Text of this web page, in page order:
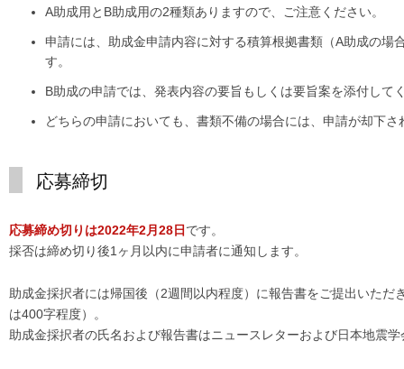
A助成用とB助成用の2種類ありますので、ご注意ください。
申請には、助成金申請内容に対する積算根拠書類（A助成の
す。
B助成の申請では、発表内容の要旨もしくは要旨案を添付して
どちらの申請においても、書類不備の場合には、申請が却下
応募締切
応募締め切りは2022年2月28日 です。
採否は締め切り後1ヶ月以内に申請者に通知します。
助成金採択者には帰国後（2週間以内程度）に報告書をご提出いた
は400字程度）。
助成金採択者の氏名および報告書はニュースレターおよび日本地震